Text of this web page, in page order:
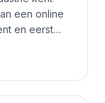
een online
en eerst